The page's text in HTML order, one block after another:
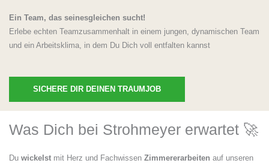
Ein Team, das seinesgleichen sucht!
Erlebe echten Teamzusammenhalt in einem jungen, dynamischen Team
und ein Arbeitsklima, in dem Du Dich voll entfalten kannst
SICHERE DIR DEINEN TRAUMJOB
Was Dich bei Strohmeyer erwartet 🚀
Du wickelst mit Herz und Fachwissen Zimmererarbeiten auf unseren